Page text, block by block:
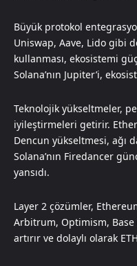
Büyük protokol
Uniswap, Aave, Lido gibi
kullanması, ekosistemi
Solana’nın Jupiter’i,
Teknolojik yükseltmeler,
iyileştirmeleri getirir.
Dencun yükseltmesi, ağı
Solana’nın Firedancer
yansıdı.
Layer 2 çözümler,
Arbitrum, Optimism, Base
artırır ve dolaylı olarak